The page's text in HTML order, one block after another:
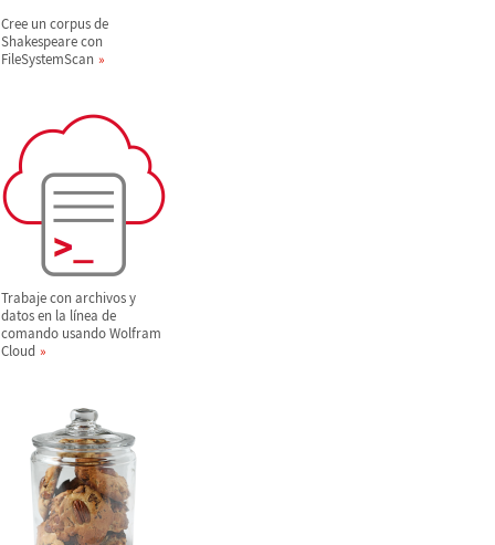
Cree un corpus de
Shakespeare con
FileSystemScan
Trabaje con archivos y
datos en la línea de
comando usando Wolfram
Cloud